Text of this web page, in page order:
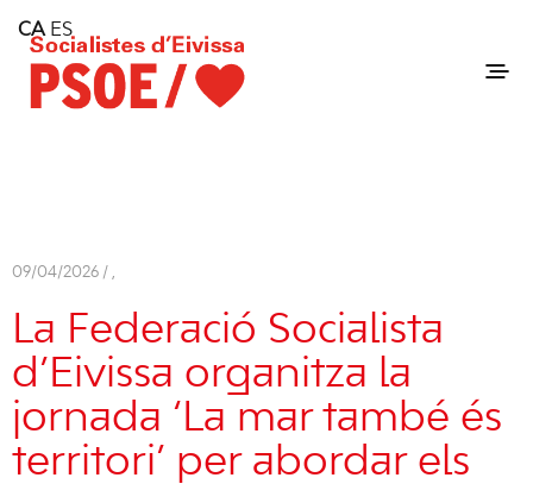
Consell Insular d'Eivissa
Services
Contact
09/04/2026 / ,
La Federació Socialista
d’Eivissa organitza la
jornada ‘La mar també és
territori’ per abordar els
CA ES